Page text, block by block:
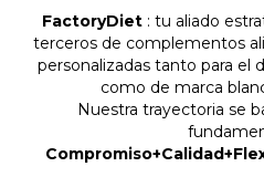
FactoryDiet : tu aliado
terceros de complementos
personalizadas tanto para el
como de marca
Nuestra trayectoria se